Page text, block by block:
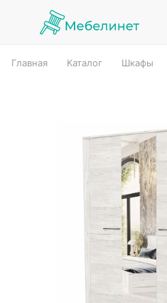
Главная Каталог Шкафы